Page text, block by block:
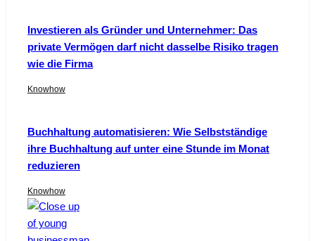
Investieren als Gründer und Unternehmer: Das
private Vermögen darf nicht dasselbe Risiko tragen
wie die Firma
Knowhow
Buchhaltung automatisieren: Wie Selbstständige
ihre Buchhaltung auf unter eine Stunde im Monat
reduzieren
Knowhow